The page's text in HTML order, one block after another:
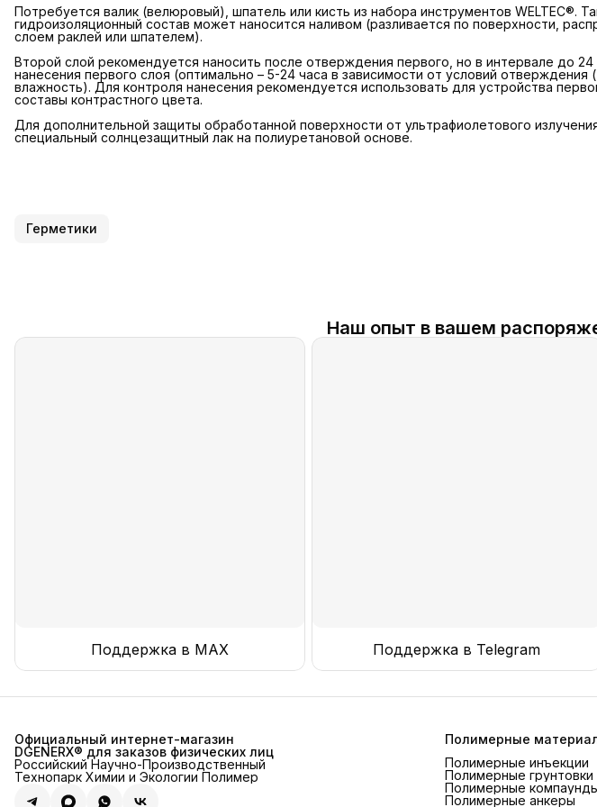
Потребуется валик (велюровый), шпатель или кисть из набора инструментов WELTEC®.
гидроизоляционный состав может наносится наливом (разливается по поверхности,
слоем раклей или шпателем).
Второй слой рекомендуется наносить после отверждения первого, но в интервале до 24
нанесения первого слоя (оптимально – 5-24 часа в зависимости от условий отверждения
влажность). Для контроля нанесения рекомендуется использовать для устройства
составы контрастного цвета.
Для дополнительной защиты обработанной поверхности от ультрафиолетового
специальный солнцезащитный лак на полиуретановой основе.
Герметики
Наш опыт в вашем
Поддержка в MAX Поддержка в Telegram
Официальный интернет-магазин
DGENERX® для заказов физических лиц
Российский Научно-Производственный
Технопарк Химии и Экологии Полимер
Полимерные
Полимерные инъекции
Полимерные грунтовки
Полимерные
Полимерные анкеры